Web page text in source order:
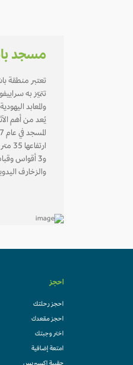
مسجد
تعتبر منطقة
تتميّز به
والمعابد
يُعد من أهم
و3 أقواس
والزخارف
احجز
احجز رحلتك
احجز مقعدك
اختر وجبتك
امتعة إضافية